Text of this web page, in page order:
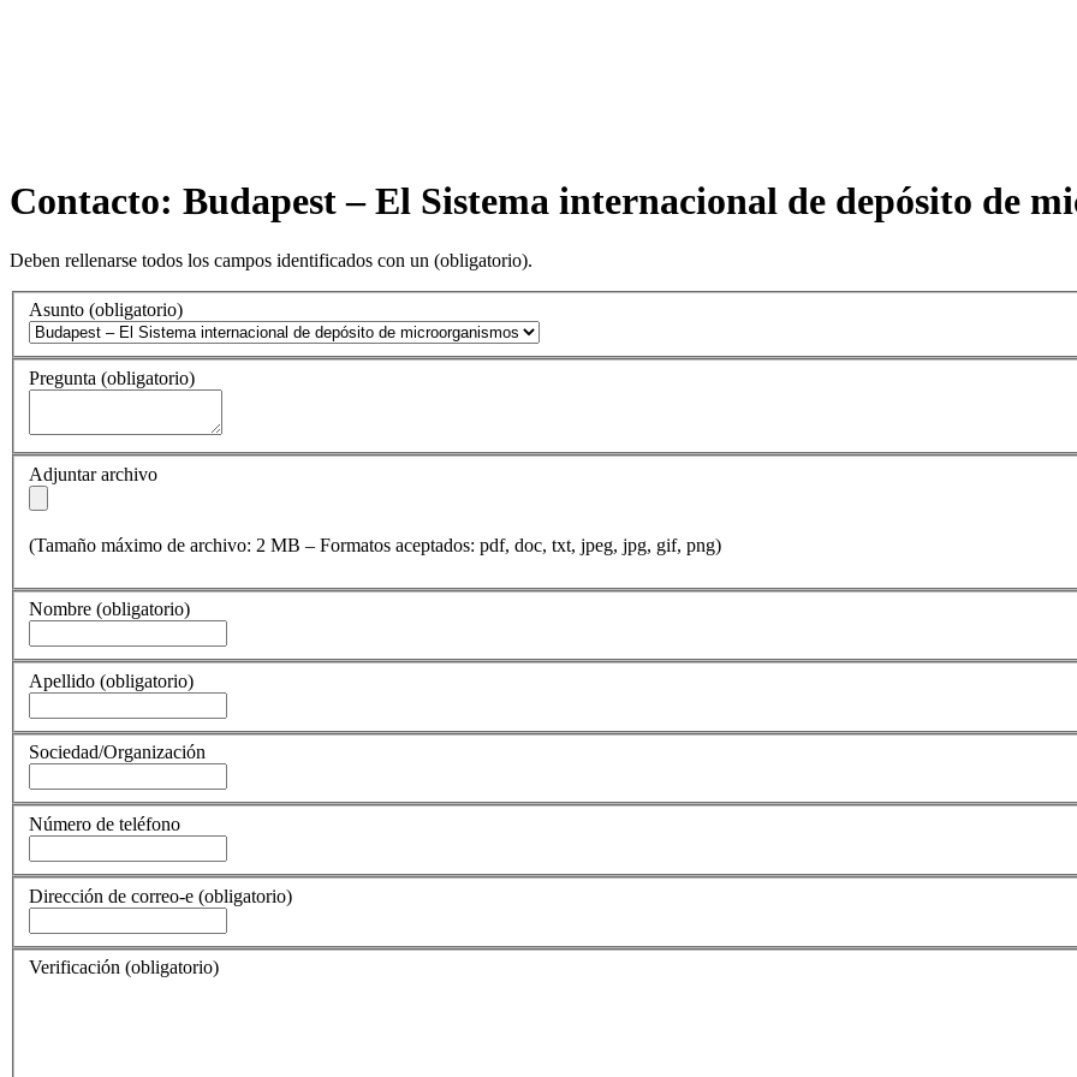
Contacto: Budapest – El Sistema internacional de depósito de
Deben rellenarse todos los campos identificados con un (obligatorio).
Asunto (obligatorio)
Pregunta (obligatorio)
Adjuntar archivo
(Tamaño máximo de archivo: 2 MB – Formatos aceptados: pdf, doc, txt, jpeg, jpg, gif, png)
Nombre (obligatorio)
Apellido (obligatorio)
Sociedad/Organización
Número de teléfono
Dirección de correo-e (obligatorio)
Verificación (obligatorio)